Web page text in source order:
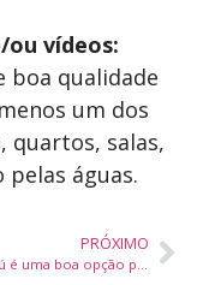
vídeos:
boa qualidade
um dos
quartos, salas,
águas.
PRÓXIMO